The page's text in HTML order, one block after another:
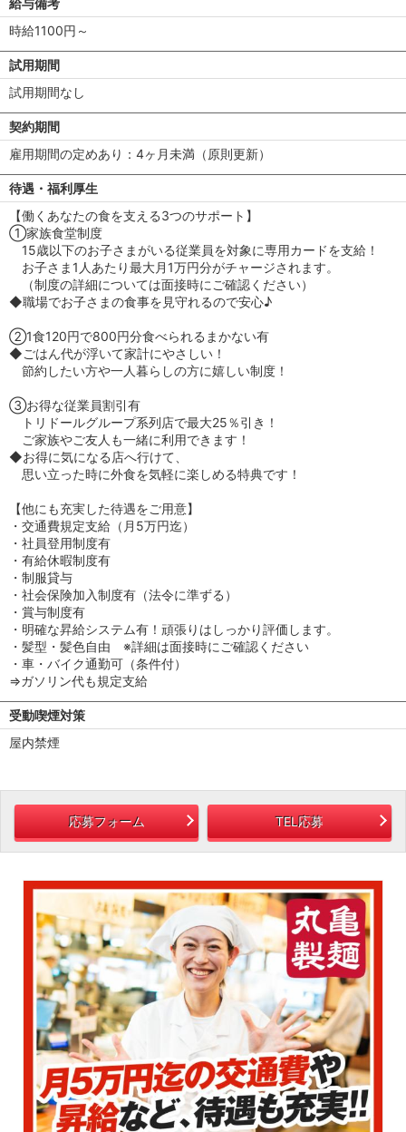
給与備考
時給1100円～
試用期間
試用期間なし
契約期間
雇用期間の定めあり：4ヶ月未満（原則更新）
待遇・福利厚生
【働くあなたの食を支える3つのサポート】
①家族食堂制度
15歳以下のお子さまがいる従業員を対象に専用カードを支給！
お子さま1人あたり最大月1万円分がチャージされます。
（制度の詳細については面接時にご確認ください）
◆職場でお子さまの食事を見守れるので安心♪
②1食120円で800円分食べられるまかない有
◆ごはん代が浮いて家計にやさしい！
節約したい方や一人暮らしの方に嬉しい制度！
③お得な従業員割引有
トリドールグループ系列店で最大25％引き！
ご家族やご友人も一緒に利用できます！
◆お得に気になる店へ行けて、
思い立った時に外食を気軽に楽しめる特典です！
【他にも充実した待遇をご用意】
・交通費規定支給（月5万円迄）
・社員登用制度有
・有給休暇制度有
・制服貸与
・社会保険加入制度有（法令に準ずる）
・賞与制度有
・明確な昇給システム有！頑張りはしっかり評価します。
・髪型・髪色自由 ※詳細は面接時にご確認ください
・車・バイク通勤可（条件付）
⇒ガソリン代も規定支給
受動喫煙対策
屋内禁煙
応募フォーム TEL応募